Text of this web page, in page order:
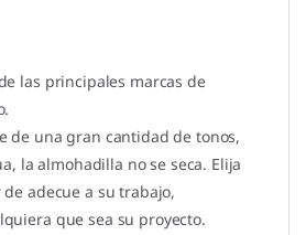
las principales marcas de
de una gran cantidad de tonos,
la almohadilla no se seca. Elija
adecue a su trabajo,
que sea su proyecto.